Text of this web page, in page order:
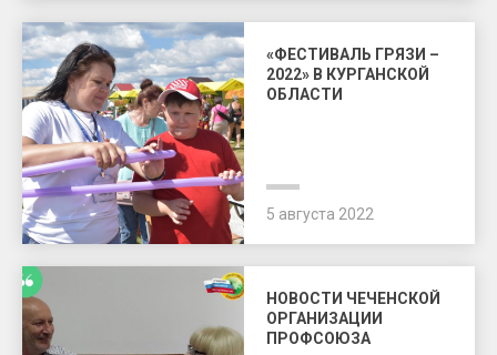
«ФЕСТИВАЛЬ ГРЯЗИ –
2022» В КУРГАНСКОЙ
ОБЛАСТИ
5 августа 2022
НОВОСТИ ЧЕЧЕНСКОЙ
ОРГАНИЗАЦИИ
ПРОФСОЮЗА